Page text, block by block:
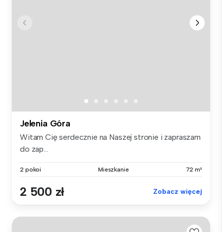
Jelenia Góra
Witam Cię serdecznie na Naszej stronie i zapraszam
do zap...
2 pokoi Mieszkanie 72 m²
2 500 zł Zobacz więcej